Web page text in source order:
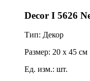
Decor I 5626
Тип: Декор
Размер: 20 x 45 см
Ед. изм.: шт.